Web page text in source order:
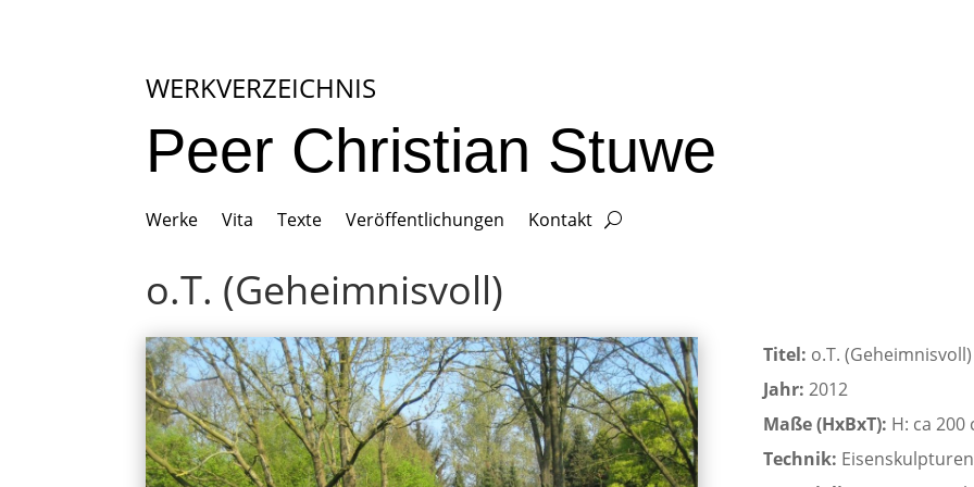
WERKVERZEICHNIS
Peer Christian Stuwe
Werke Vita Texte Veröffentlichungen Kontakt
o.T. (Geheimnisvoll)
Titel: o.T. (Geheimnisvoll)
Jahr: 2012
Maße (HxBxT): H: ca 200
Technik: Eisenskulpturen